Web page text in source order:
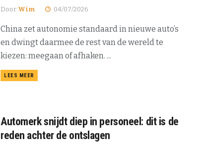
Door Wim 04/07/2026
China zet autonomie standaard in nieuwe auto’s
en dwingt daarmee de rest van de wereld te
kiezen: meegaan of afhaken. ...
LEES MEER
Automerk snijdt diep in personeel: dit is de
reden achter de ontslagen